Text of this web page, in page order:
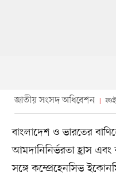
জাতীয় সংসদ অধিবেশন
বাংলাদেশ ও ভারতের
আমদানিনির্ভরতা হ্রাস
সঙ্গে কম্প্রেহেনসিভ